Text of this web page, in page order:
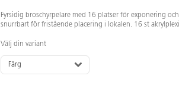
Fyrsidig broschyrpelare med 16 platser för exponering
snurrbart för fristående placering i lokalen. 16 st
Välj din variant
Färg